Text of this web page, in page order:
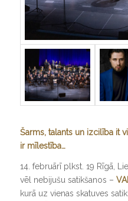
Šarms, talants un izcilība it
ir mīlestība…
14. februārī plkst. 19 Rīgā,
vēl nebijušu satikšanos –
kurā uz vienas skatuves